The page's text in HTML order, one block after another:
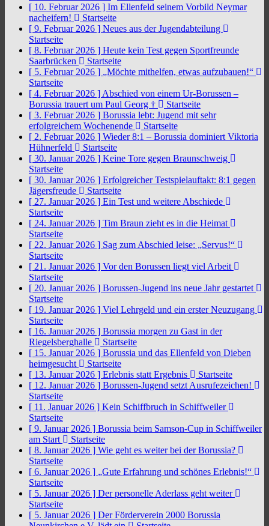
[ 10. Februar 2026 ] Im Ellenfeld seinem Vorbild Neymar
nacheifern!
Startseite
[ 9. Februar 2026 ] Neues aus der Jugendabteilung
Startseite
[ 8. Februar 2026 ] Heute kein Test gegen Sportfreunde
Saarbrücken
Startseite
[ 5. Februar 2026 ] „Möchte mithelfen, etwas aufzubauen!“
Startseite
[ 4. Februar 2026 ] Abschied von einem Ur-Borussen –
Borussia trauert um Paul Georg †
Startseite
[ 3. Februar 2026 ] Borussia lebt: Jugend mit sehr
erfolgreichem Wochenende
Startseite
[ 2. Februar 2026 ] Wieder 8:1 – Borussia dominiert Viktoria
Hühnerfeld
Startseite
[ 30. Januar 2026 ] Keine Tore gegen Braunschweig
Startseite
[ 30. Januar 2026 ] Erfolgreicher Testspielauftakt: 8:1 gegen
Jägersfreude
Startseite
[ 27. Januar 2026 ] Ein Test und weitere Abschiede
Startseite
[ 24. Januar 2026 ] Tim Braun zieht es in die Heimat
Startseite
[ 22. Januar 2026 ] Sag zum Abschied leise: „Servus!“
Startseite
[ 21. Januar 2026 ] Vor den Borussen liegt viel Arbeit
Startseite
[ 20. Januar 2026 ] Borussen-Jugend ins neue Jahr gestartet
Startseite
[ 19. Januar 2026 ] Viel Lehrgeld und ein erster Neuzugang
Startseite
[ 16. Januar 2026 ] Borussia morgen zu Gast in der
Riegelsberghalle
Startseite
[ 15. Januar 2026 ] Borussia und das Ellenfeld von Dieben
heimgesucht
Startseite
[ 13. Januar 2026 ] Erlebnis statt Ergebnis
Startseite
[ 12. Januar 2026 ] Borussen-Jugend setzt Ausrufezeichen!
Startseite
[ 11. Januar 2026 ] Kein Schiffbruch in Schiffweiler
Startseite
[ 9. Januar 2026 ] Borussia beim Samson-Cup in Schiffweiler
am Start
Startseite
[ 8. Januar 2026 ] Wie geht es weiter bei der Borussia?
Startseite
[ 6. Januar 2026 ] „Gute Erfahrung und schönes Erlebnis!“
Startseite
[ 5. Januar 2026 ] Der personelle Aderlass geht weiter
Startseite
[ 5. Januar 2026 ] Der Förderverein 2000 Borussia